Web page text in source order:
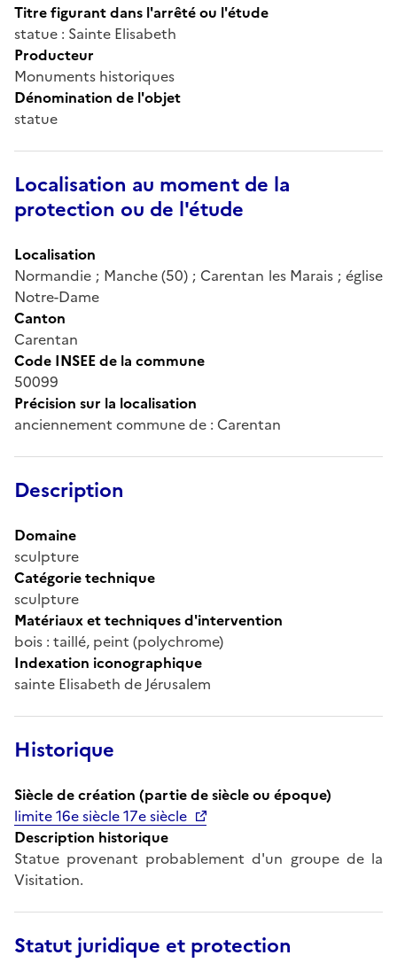
Titre figurant dans l'arrêté ou l'étude
statue : Sainte Elisabeth
Producteur
Monuments historiques
Dénomination de l'objet
statue
Localisation au moment de la
protection ou de l'étude
Localisation
Normandie ; Manche (50) ; Carentan les Marais ; église
Notre-Dame
Canton
Carentan
Code INSEE de la commune
50099
Précision sur la localisation
anciennement commune de : Carentan
Description
Domaine
sculpture
Catégorie technique
sculpture
Matériaux et techniques d'intervention
bois : taillé, peint (polychrome)
Indexation iconographique
sainte Elisabeth de Jérusalem
Historique
Siècle de création (partie de siècle ou époque)
limite 16e siècle 17e siècle
Description historique
Statue provenant probablement d'un groupe de la
Visitation.
Statut juridique et protection